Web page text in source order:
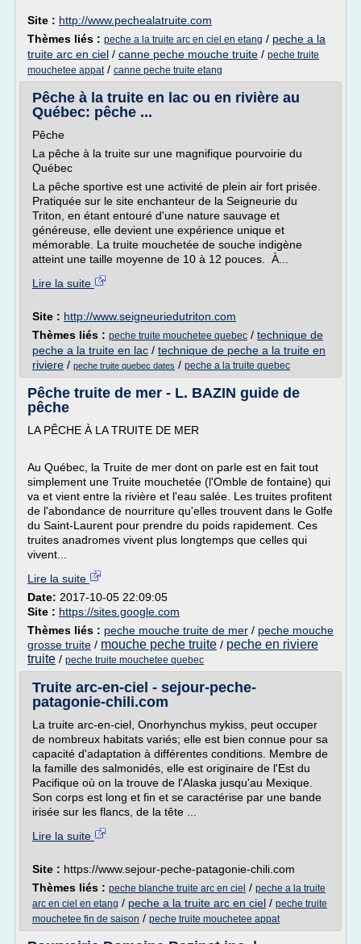
Site : http://www.pechealatruite.com
Thèmes liés : peche a la truite arc en ciel en etang / peche a la
truite arc en ciel / canne peche mouche truite / peche truite
mouchetee appat/ canne peche truite etang
Pêche à la truite en lac ou en rivière au
Québec: pêche ...
Pêche
La pêche à la truite sur une magnifique pourvoirie du
Québec
La pêche sportive est une activité de plein air fort prisée.
Pratiquée sur le site enchanteur de la Seigneurie du
Triton, en étant entouré d'une nature sauvage et
généreuse, elle devient une expérience unique et
mémorable. La truite mouchetée de souche indigène
atteint une taille moyenne de 10 à 12 pouces. À...
Lire la suite
Site : http://www.seigneuriedutriton.com
Thèmes liés : peche truite mouchetee quebec / technique de
peche a la truite en lac / technique de peche a la truite en
riviere / peche truite quebec dates / peche a la truite quebec
Pêche truite de mer - L. BAZIN guide de
pêche
LA PÊCHE À LA TRUITE DE MER
Au Québec, la Truite de mer dont on parle est en fait tout
simplement une Truite mouchetée (l'Omble de fontaine) qui
va et vient entre la rivière et l'eau salée. Les truites profitent
de l'abondance de nourriture qu'elles trouvent dans le Golfe
du Saint-Laurent pour prendre du poids rapidement. Ces
truites anadromes vivent plus longtemps que celles qui
vivent...
Lire la suite
Date: 2017-10-05 22:09:05
Site : https://sites.google.com
Thèmes liés : peche mouche truite de mer / peche mouche
grosse truite / mouche peche truite / peche en riviere
truite / peche truite mouchetee quebec
Truite arc-en-ciel - sejour-peche-
patagonie-chili.com
La truite arc-en-ciel, Onorhynchus mykiss, peut occuper
de nombreux habitats variés; elle est bien connue pour sa
capacité d'adaptation à différentes conditions. Membre de
la famille des salmonidés, elle est originaire de l'Est du
Pacifique où on la trouve de l'Alaska jusqu'au Mexique.
Son corps est long et fin et se caractérise par une bande
irisée sur les flancs, de la tête ...
Lire la suite
Site : https://www.sejour-peche-patagonie-chili.com
Thèmes liés : peche blanche truite arc en ciel / peche a la truite
arc en ciel en etang / peche a la truite arc en ciel / peche truite
mouchetee fin de saison / peche truite mouchetee appat